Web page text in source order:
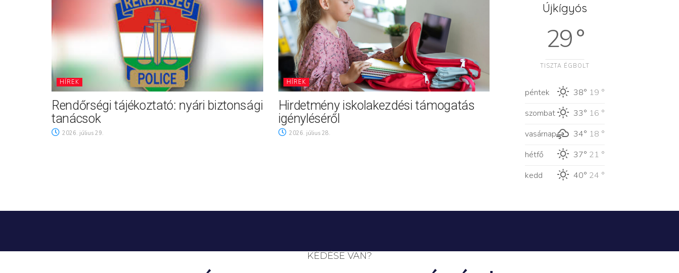
HÍREK
Rendőrségi tájékoztató: nyári biztonsági
tanácsok
2026. július 29.
HÍREK
Hirdetmény iskolakezdési támogatás
igényléséről
2026. július 28.
Újkígyós
29 °
TISZTA ÉGBOLT
péntek 38° 19 °
szombat
33° 16 °
vasárnap
34° 18 °
hétfő
37° 21 °
kedd
40° 24 °
KÉDÉSE VAN?